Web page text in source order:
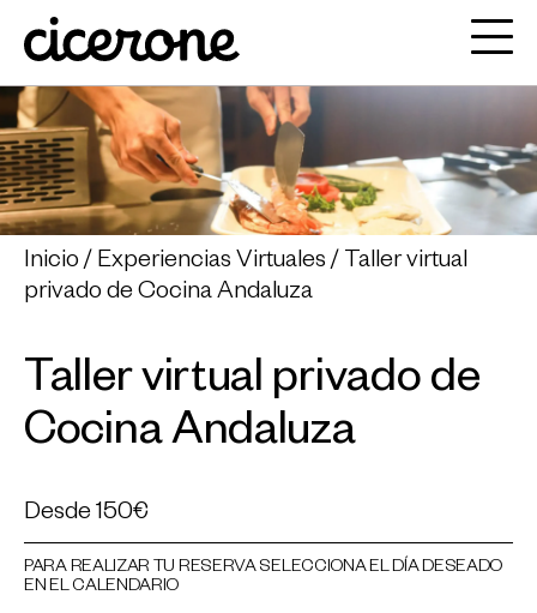
Inicio Experiencias Virtuales
Taller virtual
privado de Cocina Andaluza
Taller virtual privado de
Cocina Andaluza
Desde150€
PARA REALIZAR TU RESERVA SELECCIONA EL DÍA DESEADO
EN EL CALENDARIO